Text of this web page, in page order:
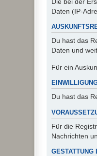
Daten (IP-
Du hast das
Daten und
Für ein
Du hast das
Für die
Nachrichten
GESTATTUNG